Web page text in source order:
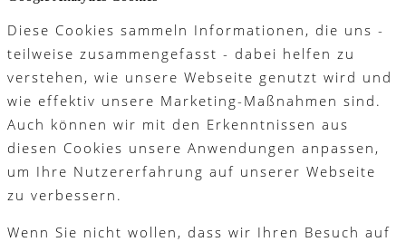
Diese Cookies sammeln Informationen, die uns -
teilweise zusammengefasst - dabei helfen zu
verstehen, wie unsere Webseite genutzt wird und
wie effektiv unsere Marketing-Maßnahmen sind.
Auch können wir mit den Erkenntnissen aus
diesen Cookies unsere Anwendungen anpassen,
um Ihre Nutzererfahrung auf unserer Webseite
zu verbessern.
Wenn Sie nicht wollen, dass wir Ihren Besuch auf